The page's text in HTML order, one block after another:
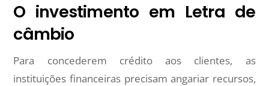
O investimento em Letra de
câmbio
Para concederem crédito aos clientes, as
instituições financeiras precisam angariar recursos,